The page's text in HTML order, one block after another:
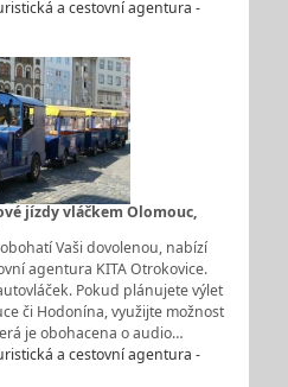
a cestovní agentura -
jízdy vláčkem Olomouc,
Vaši dovolenou, nabízí
agentura KITA Otrokovice.
Pokud plánujete výlet
či Hodonína, využijte možnost
je obohacena o audio…
a cestovní agentura -